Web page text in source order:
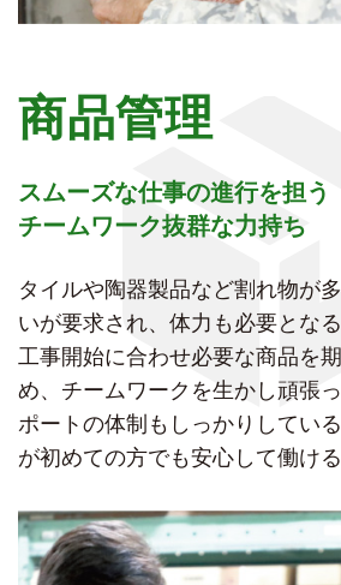
商品管理
スムーズな仕事の進行を担う
チームワーク抜群な力持ち
タイルや陶器製品など割れ物が
いが要求され、体力も必要とな
工事開始に合わせ必要な商品を
め、チームワークを生かし頑張
ポートの体制もしっかりしてい
が初めての方でも安心して働ける